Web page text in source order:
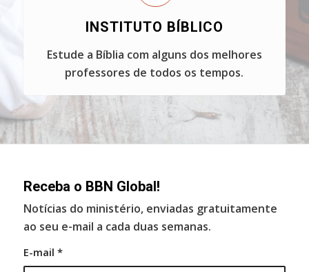
INSTITUTO BÍBLICO
Estude a Bíblia com alguns dos melhores
professores de todos os tempos.
Receba o BBN Global!
Notícias do ministério, enviadas gratuitamente
ao seu e-mail a cada duas semanas.
E-mail *